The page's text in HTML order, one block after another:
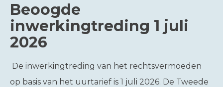
Beoogde
inwerkingtreding 1 juli
2026
De inwerkingtreding van het rechtsvermoeden
op basis van het uurtarief is 1 juli 2026. De Tweede